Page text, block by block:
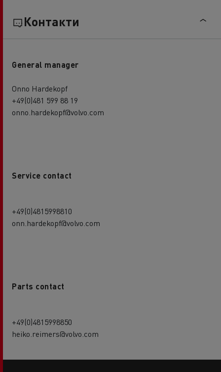
Контакти
General manager
Onno Hardekopf
+49(0)481 599 88 19
onno.hardekopf@volvo.com
Service contact
+49(0)4815998810
onn.hardekopf@volvo.com
Parts contact
+49(0)4815998850
heiko.reimers@volvo.com